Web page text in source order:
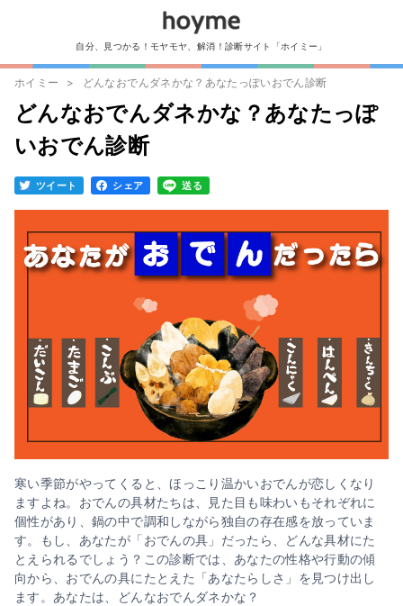
自分、見つかる！モヤモヤ、解消！診断サイト「ホイミー」
ホイミー どんなおでんダネかな？あなたっぽいおでん診断
どんなおでんダネかな？あなたっぽ
いおでん診断
ツイート シェア 送る
寒い季節がやってくると、ほっこり温かいおでんが恋しくなり
ますよね。おでんの具材たちは、見た目も味わいもそれぞれに
個性があり、鍋の中で調和しながら独自の存在感を放っていま
す。もし、あなたが「おでんの具」だったら、どんな具材にた
とえられるでしょう？この診断では、あなたの性格や行動の傾
向から、おでんの具にたとえた「あなたらしさ」を見つけ出し
ます。あなたは、どんなおでんダネかな？